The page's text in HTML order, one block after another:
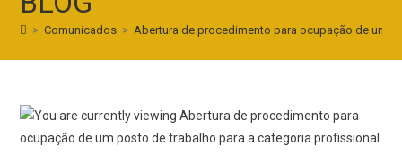
> Comunicados > Abertura de procedimento para ocupação de um